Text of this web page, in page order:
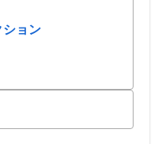
ョン